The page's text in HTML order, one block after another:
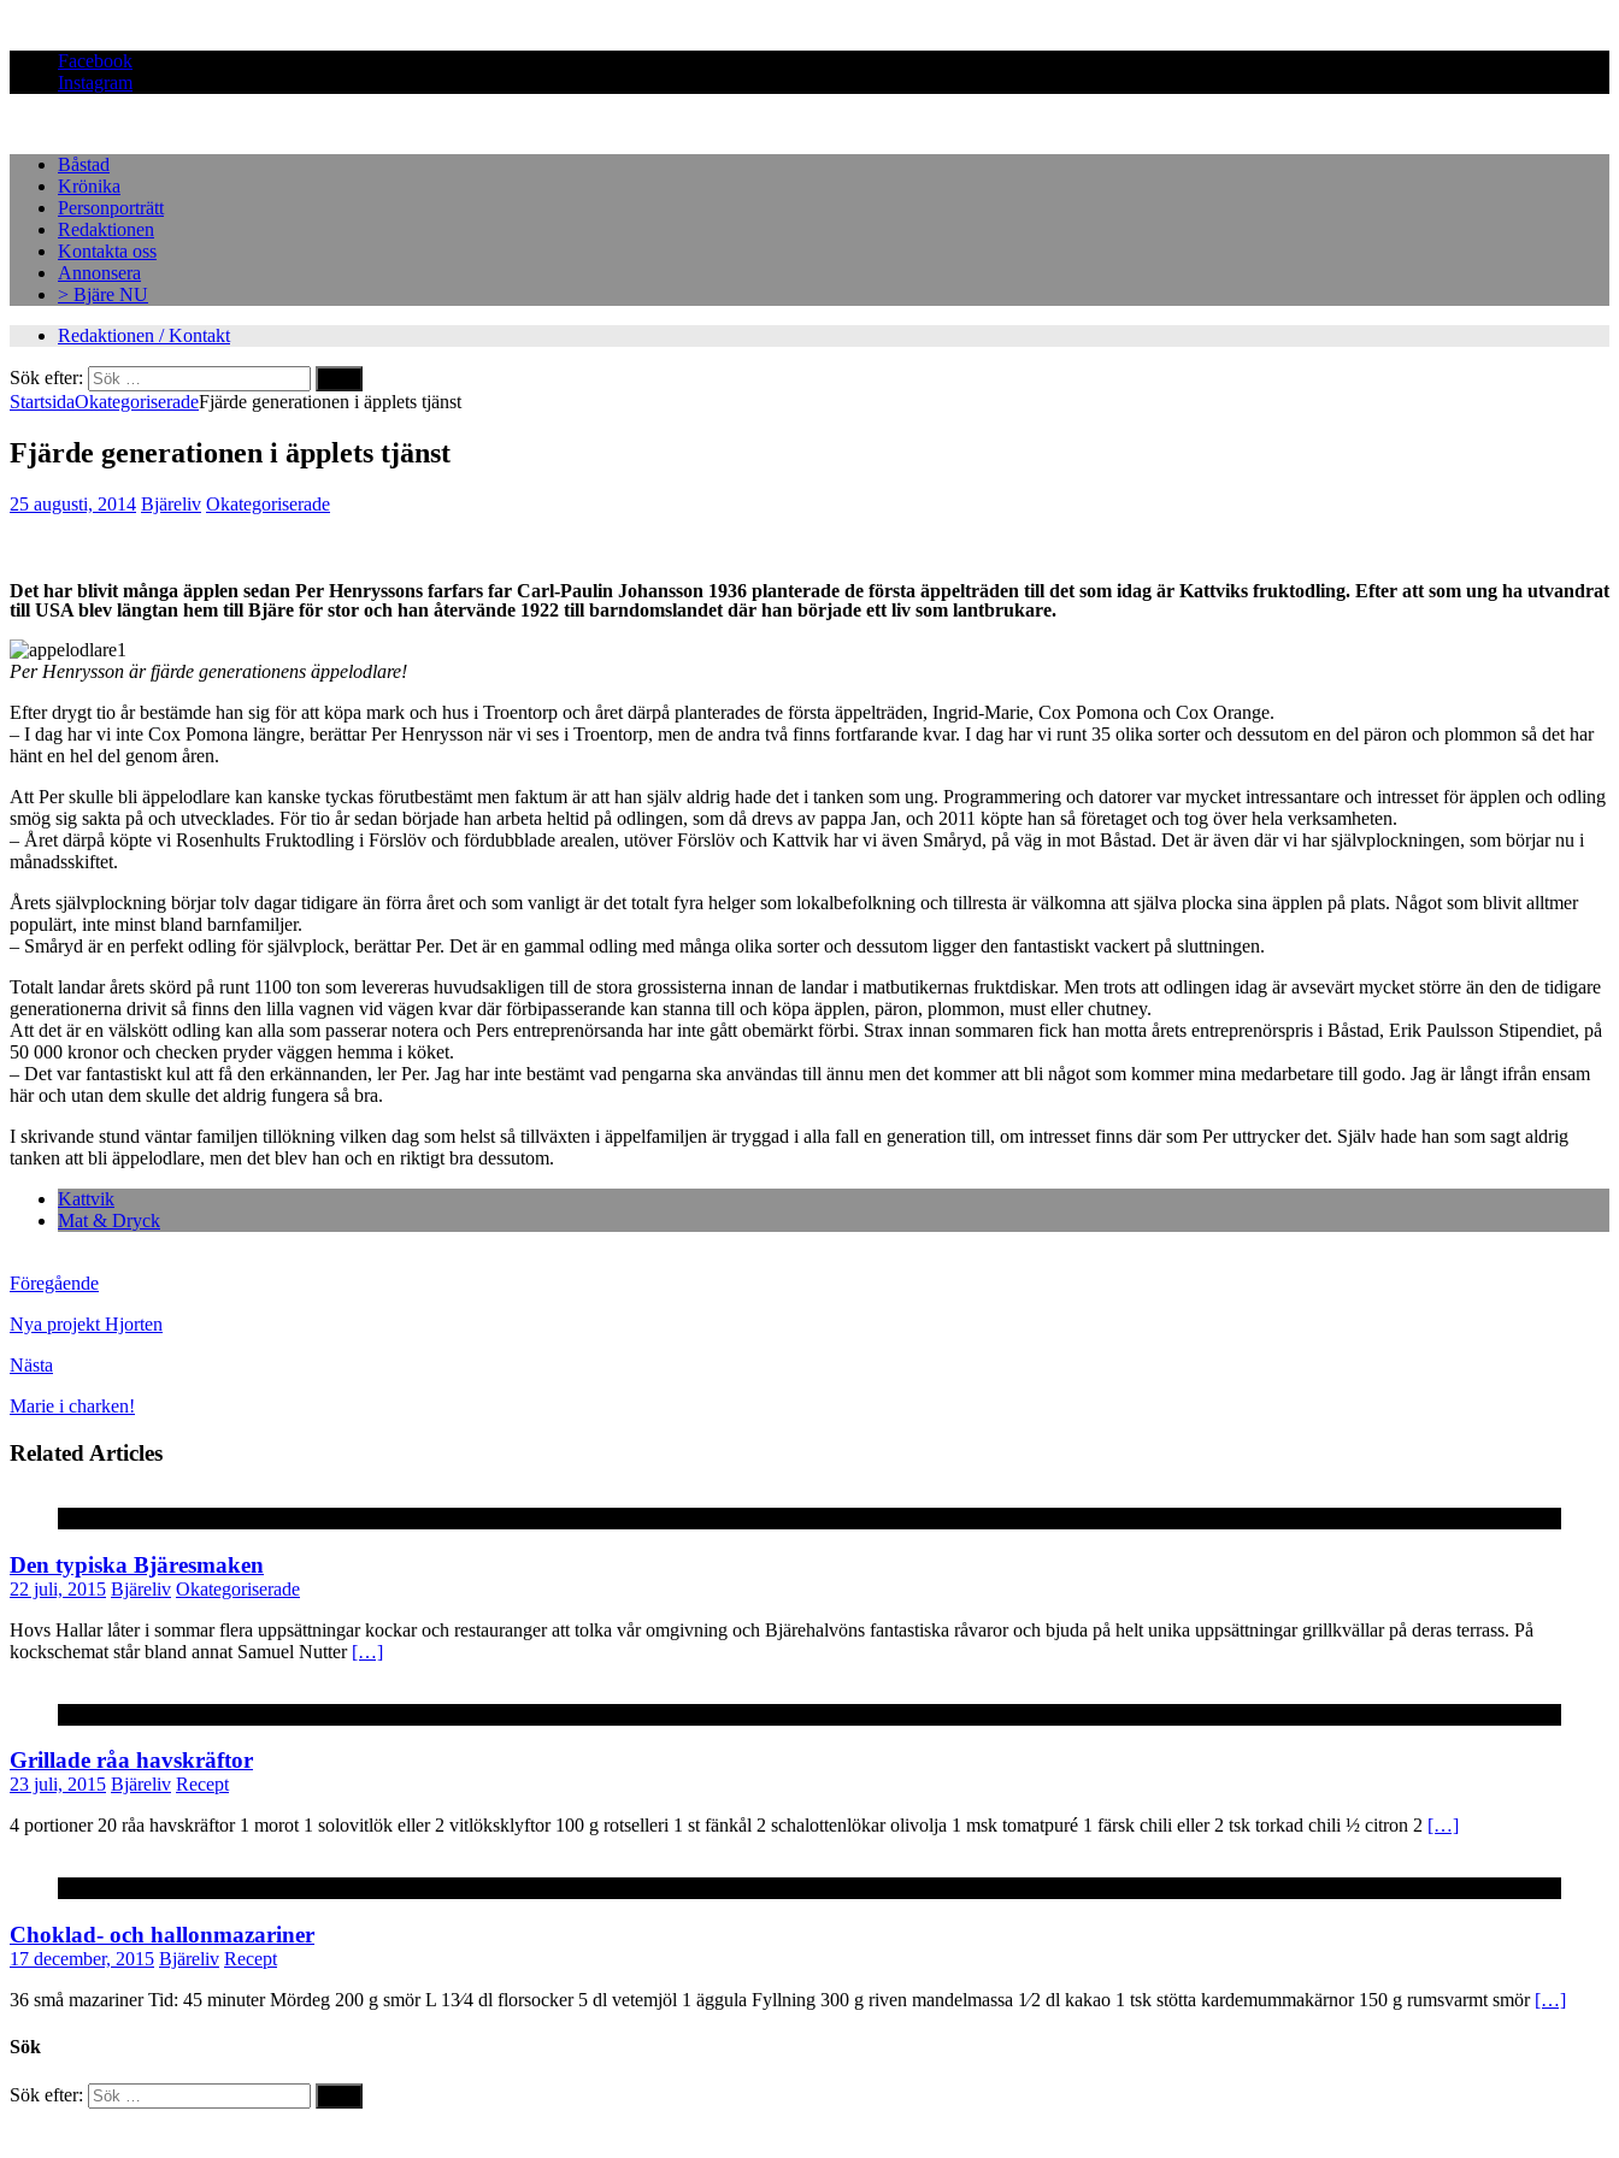
Facebook
Instagram
Båstad
Krönika
Personporträtt
Redaktionen
Kontakta oss
Annonsera
> Bjäre NU
Redaktionen / Kontakt
Sök efter:
StartsidaOkategoriseradeFjärde generationen i äpplets tjänst
Fjärde generationen i äpplets tjänst
25 augusti, 2014 Bjäreliv Okategoriserade
Det har blivit många äpplen sedan Per Henryssons farfars far Carl-Paulin Johansson 1936 planterade de första äppelträden till det som idag är Kattviks fruktodling. Efter att som ung ha utvandrat
till USA blev längtan hem till Bjäre för stor och han återvände 1922 till barndomslandet där han började ett liv som lantbrukare.
Per Henrysson är fjärde generationens äppelodlare!
Efter drygt tio år bestämde han sig för att köpa mark och hus i Troentorp och året därpå planterades de första äppelträden, Ingrid-Marie, Cox Pomona och Cox Orange.
– I dag har vi inte Cox Pomona längre, berättar Per Henrysson när vi ses i Troentorp, men de andra två finns fortfarande kvar. I dag har vi runt 35 olika sorter och dessutom en del päron och plommon så det har
hänt en hel del genom åren.
Att Per skulle bli äppelodlare kan kanske tyckas förutbestämt men faktum är att han själv aldrig hade det i tanken som ung. Programmering och datorer var mycket intressantare och intresset för äpplen och odling
smög sig sakta på och utvecklades. För tio år sedan började han arbeta heltid på odlingen, som då drevs av pappa Jan, och 2011 köpte han så företaget och tog över hela verksamheten.
– Året därpå köpte vi Rosenhults Fruktodling i Förslöv och fördubblade arealen, utöver Förslöv och Kattvik har vi även Småryd, på väg in mot Båstad. Det är även där vi har självplockningen, som börjar nu i
månadsskiftet.
Årets självplockning börjar tolv dagar tidigare än förra året och som vanligt är det totalt fyra helger som lokalbefolkning och tillresta är välkomna att själva plocka sina äpplen på plats. Något som blivit alltmer
populärt, inte minst bland barnfamiljer.
– Småryd är en perfekt odling för självplock, berättar Per. Det är en gammal odling med många olika sorter och dessutom ligger den fantastiskt vackert på sluttningen.
Totalt landar årets skörd på runt 1100 ton som levereras huvudsakligen till de stora grossisterna innan de landar i matbutikernas fruktdiskar. Men trots att odlingen idag är avsevärt mycket större än den de tidigare
generationerna drivit så finns den lilla vagnen vid vägen kvar där förbipasserande kan stanna till och köpa äpplen, päron, plommon, must eller chutney.
Att det är en välskött odling kan alla som passerar notera och Pers entreprenörsanda har inte gått obemärkt förbi. Strax innan sommaren fick han motta årets entreprenörspris i Båstad, Erik Paulsson Stipendiet, på
50 000 kronor och checken pryder väggen hemma i köket.
– Det var fantastiskt kul att få den erkännanden, ler Per. Jag har inte bestämt vad pengarna ska användas till ännu men det kommer att bli något som kommer mina medarbetare till godo. Jag är långt ifrån ensam
här och utan dem skulle det aldrig fungera så bra.
I skrivande stund väntar familjen tillökning vilken dag som helst så tillväxten i äppelfamiljen är tryggad i alla fall en generation till, om intresset finns där som Per uttrycker det. Själv hade han som sagt aldrig
tanken att bli äppelodlare, men det blev han och en riktigt bra dessutom.
Kattvik
Mat & Dryck
Föregående
Nya projekt Hjorten
Nästa
Marie i charken!
Related Articles
Den typiska Bjäresmaken
22 juli, 2015 Bjäreliv Okategoriserade
Hovs Hallar låter i sommar flera uppsättningar kockar och restauranger att tolka vår omgivning och Bjärehalvöns fantastiska råvaror och bjuda på helt unika uppsättningar grillkvällar på deras terrass. På
kockschemat står bland annat Samuel Nutter […]
Grillade råa havskräftor
23 juli, 2015 Bjäreliv Recept
4 portioner 20 råa havskräftor 1 morot 1 solovitlök eller 2 vitlöksklyftor 100 g rotselleri 1 st fänkål 2 schalottenlökar olivolja 1 msk tomatpuré 1 färsk chili eller 2 tsk torkad chili ½ citron 2 […]
Choklad- och hallonmazariner
17 december, 2015 Bjäreliv Recept
36 små mazariner Tid: 45 minuter Mördeg 200 g smör L 13⁄4 dl florsocker 5 dl vetemjöl 1 äggula Fyllning 300 g riven mandelmassa 1⁄2 dl kakao 1 tsk stötta kardemummakärnor 150 g rumsvarmt smör […]
Sök
Sök efter: